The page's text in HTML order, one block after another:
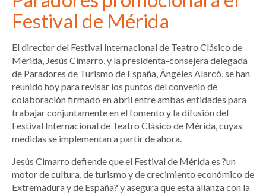
Festival de Mérida
El director del Festival Internacional de Teatro Clásico de
Mérida, Jesús Cimarro, y la presidenta-consejera delegada
de Paradores de Turismo de España, Ángeles Alarcó, se han
reunido hoy para revisar los puntos del convenio de
colaboración firmado en abril entre ambas entidades para
trabajar conjuntamente en el fomento y la difusión del
Festival Internacional de Teatro Clásico de Mérida, cuyas
medidas se implementan a partir de ahora.
Jesús Cimarro defiende que el Festival de Mérida es ?un
motor de cultura, de turismo y de crecimiento económico de
Extremadura y de España? y asegura que esta alianza con la